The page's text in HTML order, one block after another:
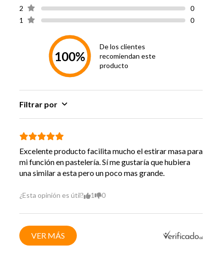
1 0
2 0
100%
De los clientes
recomiendan este
producto
Filtrar por
Excelente producto facilita mucho el estirar masa para
mi función en pastelería. Sí me gustaría que hubiera
una similar a esta pero un poco mas grande.
¿Esta opinión es útil? 1 0
VER MÁS